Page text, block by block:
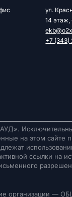
ул.
14 этаж,
+7
на этом сайте
ссылки на
организации —